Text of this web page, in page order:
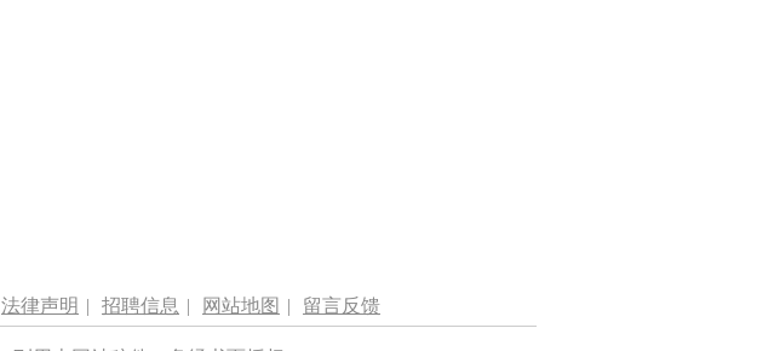
法律声明 | 招聘信息 | 网站地图 | 留言反馈